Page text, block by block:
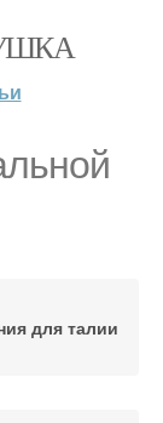
для талии